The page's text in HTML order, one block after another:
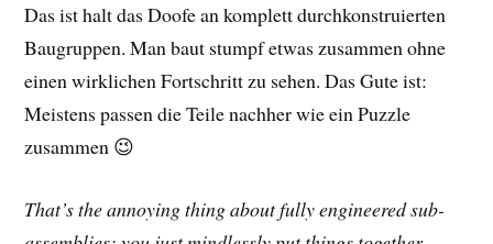
Das ist halt das Doofe an komplett durchkonstruierten
Baugruppen. Man baut stumpf etwas zusammen ohne
einen wirklichen Fortschritt zu sehen. Das Gute ist:
Meistens passen die Teile nachher wie ein Puzzle
zusammen 😉
That’s the annoying thing about fully engineered sub-